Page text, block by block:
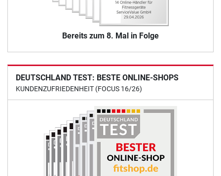
Bereits zum 8. Mal in Folge
DEUTSCHLAND TEST: BESTE ONLINE-SHOPS
KUNDENZUFRIEDENHEIT (FOCUS 16/26)